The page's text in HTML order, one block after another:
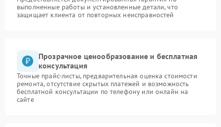
выполненные работы и установленные детали, что
защищает клиента от повторных неисправностей
Прозрачное ценообразование и бесплатная
консультация
Точные прайс-листы, предварительная оценка стоимости
ремонта, отсутствие скрытых платежей и возможность
бесплатной консультации по телефону или онлайн на
сайте